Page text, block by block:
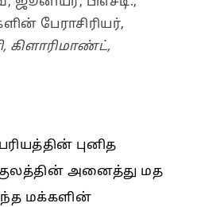
பேராசிரியர்,
கிளாரிமாண்ட்,
புனித
அனைத்து மத
மக்களின்